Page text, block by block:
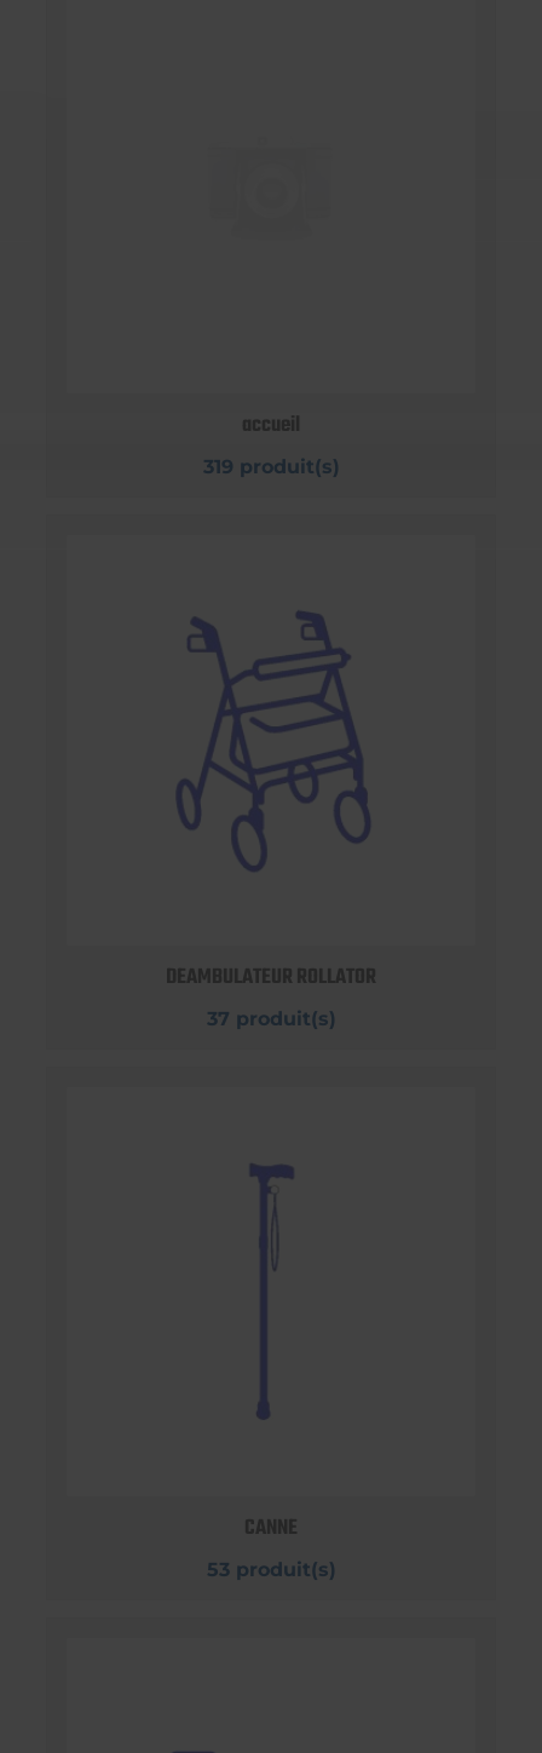
accueil
319 produit(s)
DEAMBULATEUR ROLLATOR
37 produit(s)
CANNE
53 produit(s)